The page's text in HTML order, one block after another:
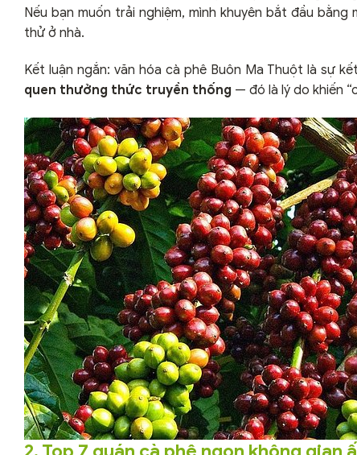
Nếu bạn muốn trải nghiệm, mình khuyên bắt đầu
thử ở nhà.
Kết luận ngắn: văn hóa cà phê Buôn Ma Thuột là sự
quen thưởng thức truyền thống — đó là lý do khiến